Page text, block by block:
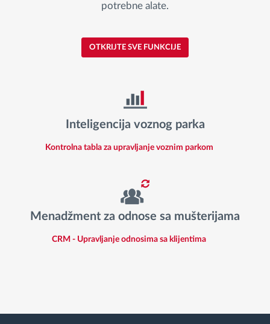
potrebne alate.
OTKRIJTE SVE FUNKCIJE
Inteligencija voznog parka
Kontrolna tabla za upravljanje voznim parkom
Menadžment za odnose sa mušterijama
CRM - Upravljanje odnosima sa klijentima